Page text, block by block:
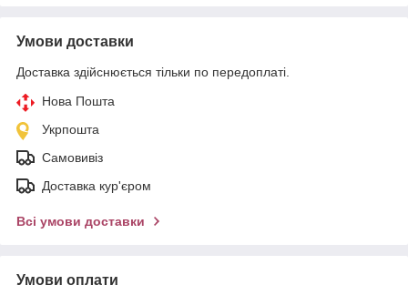
Умови доставки
Доставка здійснюється тільки по передоплаті.
Нова Пошта
Укрпошта
Самовивіз
Доставка кур'єром
Всі умови доставки
Умови оплати